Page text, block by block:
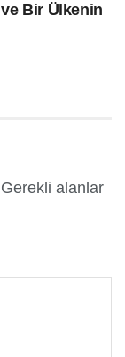
Bir Ülkenin
Gerekli alanlar